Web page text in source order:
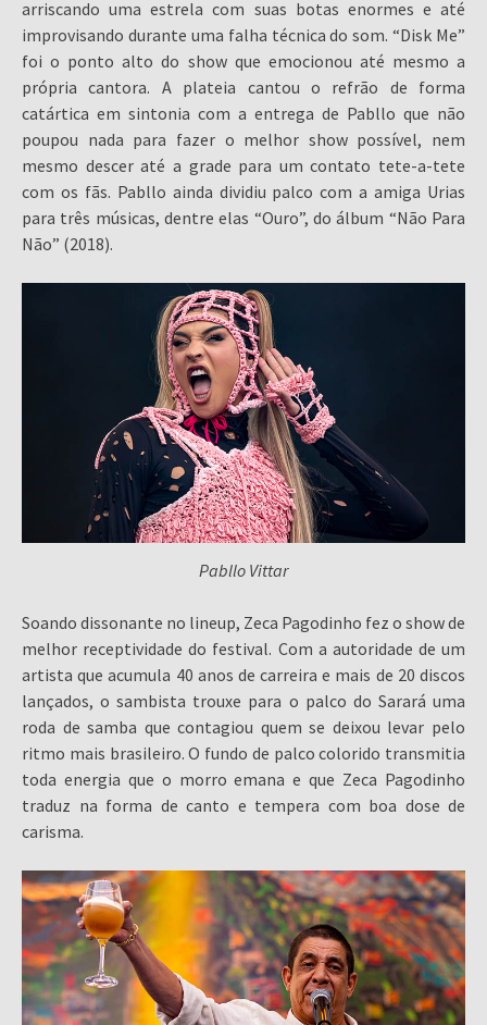
arriscando uma estrela com suas botas enormes e até
improvisando durante uma falha técnica do som. “Disk Me”
foi o ponto alto do show que emocionou até mesmo a
própria cantora. A plateia cantou o refrão de forma
catártica em sintonia com a entrega de Pabllo que não
poupou nada para fazer o melhor show possível, nem
mesmo descer até a grade para um contato tete-a-tete
com os fãs. Pabllo ainda dividiu palco com a amiga Urias
para três músicas, dentre elas “Ouro”, do álbum “Não Para
Não” (2018).
Pabllo Vittar
Soando dissonante no lineup, Zeca Pagodinho fez o show de
melhor receptividade do festival. Com a autoridade de um
artista que acumula 40 anos de carreira e mais de 20 discos
lançados, o sambista trouxe para o palco do Sarará uma
roda de samba que contagiou quem se deixou levar pelo
ritmo mais brasileiro. O fundo de palco colorido transmitia
toda energia que o morro emana e que Zeca Pagodinho
traduz na forma de canto e tempera com boa dose de
carisma.